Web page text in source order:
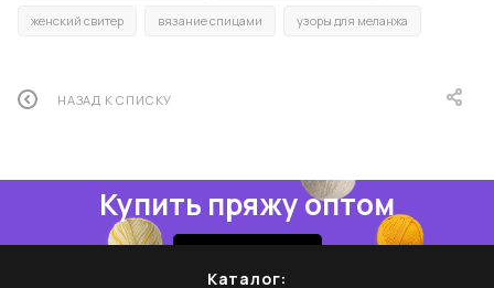
женский свитер вязание спицами узоры для меланжа
НАЗАД К СПИСКУ
Купить пряжу оптом
Каталог: